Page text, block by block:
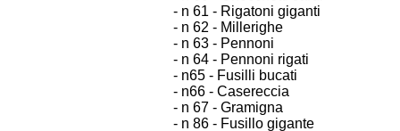
- n 61 - Rigatoni giganti
- n 62 - Millerighe
- n 63 - Pennoni
- n 64 - Pennoni rigati
- n65 - Fusilli bucati
- n66 - Casereccia
- n 67 - Gramigna
- n 86 - Fusillo gigante